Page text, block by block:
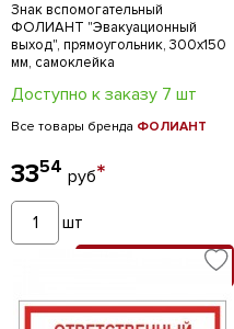
Знак вспомогательный
ФОЛИАНТ "Эвакуационный
выход", прямоугольник, 300х150
мм, самоклейка
Доступно к заказу 7 шт
Все товары бренда ФОЛИАНТ
3354 руб*
шт